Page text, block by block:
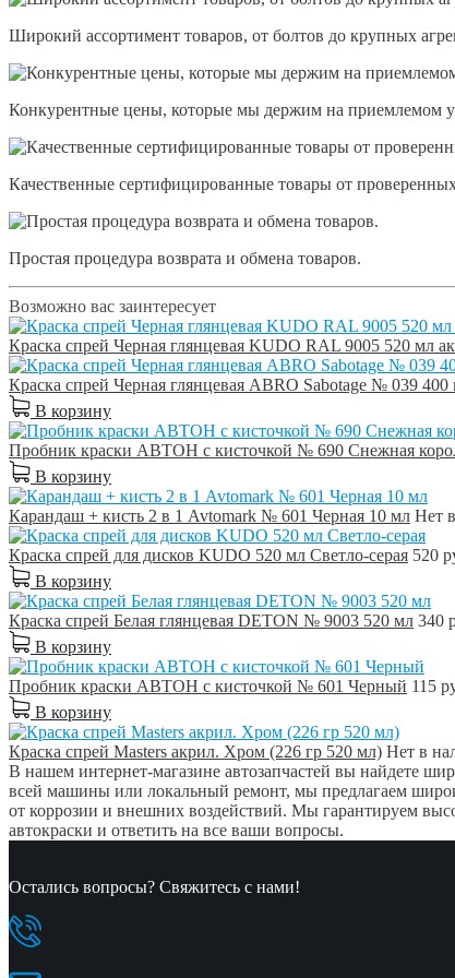
Широкий ассортимент товаров, от болтов до крупных
Конкурентные цены, которые мы держим на приемлемом
Качественные сертифицированные товары от
Простая процедура возврата и обмена товаров.
Возможно вас заинтересует
Краска спрей Черная глянцевая KUDO RAL 9005 520 мл
Краска спрей Черная глянцевая ABRO Sabotage № 039 400
В корзину
Пробник краски АВТОН с кисточкой № 690 Снежная
В корзину
Карандаш + кисть 2 в 1 Avtomark № 601 Черная 10 мл Нет
Краска спрей для дисков KUDO 520 мл Светло-серая 520
В корзину
Краска спрей Белая глянцевая DETON № 9003 520 мл 340
В корзину
Пробник краски АВТОН с кисточкой № 601 Черный 115
В корзину
Краска спрей Masters акрил. Хром (226 гр 520 мл) Нет в
В нашем интернет-магазине автозапчастей вы найдете
всей машины или локальный ремонт, мы предлагаем
от коррозии и внешних воздействий. Мы гарантируем
автокраски и ответить на все ваши вопросы.
Остались вопросы? Свяжитесь с нами!